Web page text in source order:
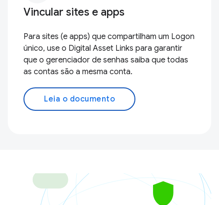
Vincular sites e apps
Para sites (e apps) que compartilham um Logon
único, use o Digital Asset Links para garantir
que o gerenciador de senhas saiba que todas
as contas são a mesma conta.
Leia o documento